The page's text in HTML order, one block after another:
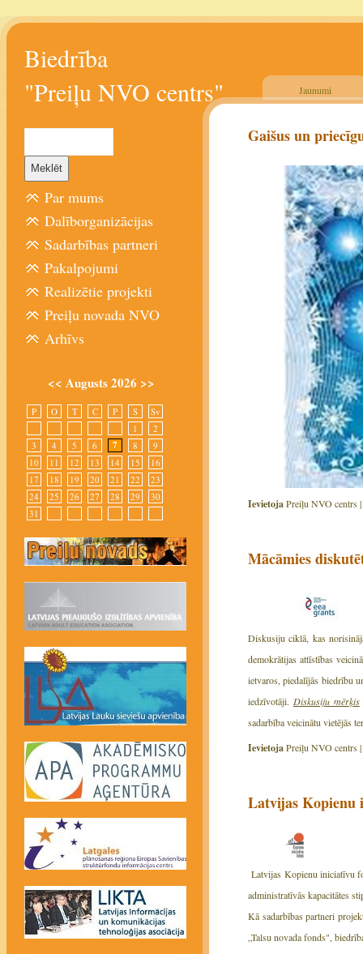
Biedrība
"Preiļu NVO centrs"
Jaunumi
Gaišus un
IevietojaPreiļu NVO centrs |
Mācāmies
Diskusiju ciklā, kas
demokrātijas attīstības
ietvaros, piedalījās biedrību
iedzīvotāji. Diskusiju mērķis
sadarbība veicinātu vietējās
IevietojaPreiļu NVO centrs |
Latvijas Kopienu
Latvijas Kopienu iniciatīvu
administratīvās kapacitātes
Kā sadarbības partneri
„Talsu novada fonds",
Par mums
Dalīborganizācijas
Sadarbības partneri
Pakalpojumi
Realizētie projekti
Preiļu novada NVO
Arhīvs
<< Augusts 2026 >>
P O T C P S
Sv
1
2
3
4 5 6 7 8
9
10
11 12 13 14 15
16
17
18 19 20 21 22
23
24
25 26 27 28 29
30
31